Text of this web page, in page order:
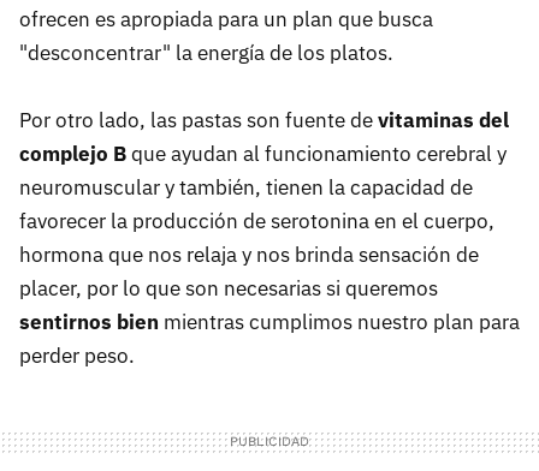
ofrecen es apropiada para un plan que busca
"desconcentrar" la energía de los platos.
Por otro lado, las pastas son fuente devitaminas del
complejo Bque ayudan al funcionamiento cerebral y
neuromuscular y también, tienen la capacidad de
favorecer la producción de serotonina en el cuerpo,
hormona que nos relaja y nos brinda sensación de
placer, por lo que son necesarias si queremos
sentirnos bien mientras cumplimos nuestro plan para
perder peso.